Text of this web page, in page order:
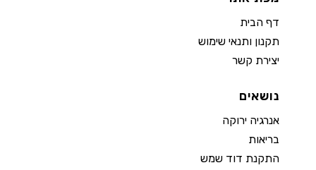
דף הבית
תקנון ותנאי שימוש
יצירת קשר
נושאים
אנרגיה ירוקה
בריאות
התקנת דוד שמש